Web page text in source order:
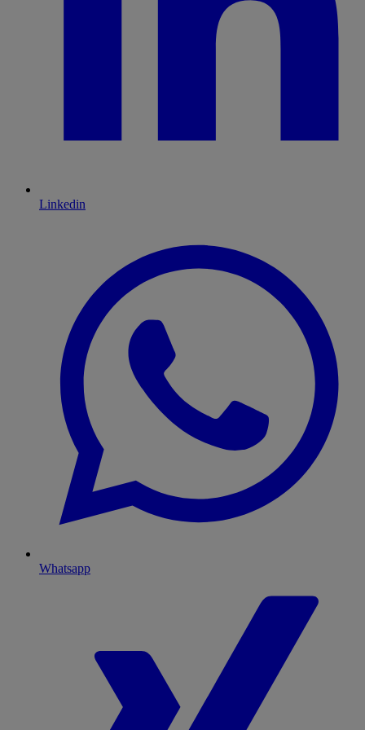
Linkedin
Whatsapp